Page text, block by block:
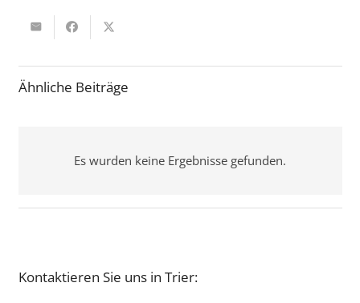
Ähnliche Beiträge
Es wurden keine Ergebnisse gefunden.
Kontaktieren Sie uns in Trier: